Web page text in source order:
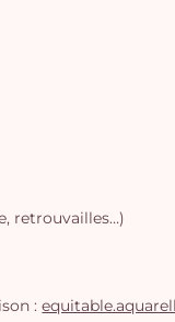
retrouvailles…)
: